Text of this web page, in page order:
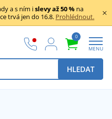
a s ním islevy až 50 % na
trvá jen do 16.8. Prohlédnout.
0
MENU
HLEDAT